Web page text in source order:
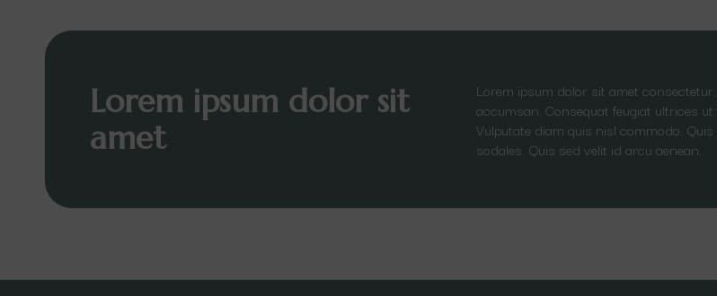
Lorem ipsum dolor sit
amet
Lorem ipsum dolor sit amet
accumsan. Consequat feugiat ultrices ut
Vulputate diam quis nisl commodo.
sodales. Quis sed velit id arcu aenean.